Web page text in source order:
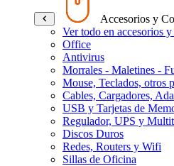
Accesorios y
Ver todo en accesorios
Office
Antivirus
Morrales - Maletines -
Mouse, Teclados, otros
Cables, Cargadores,
USB y Tarjetas de
Regulador, UPS y
Discos Duros
Redes, Routers y Wifi
Sillas de Oficina